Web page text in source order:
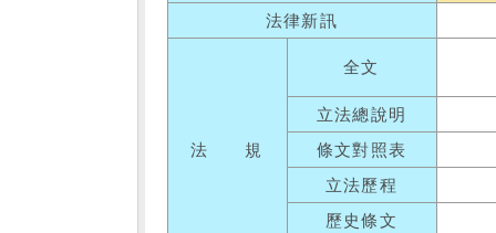
法律新訊
法 規
全文
立法總說明
條文對照表
立法歷程
歷史條文